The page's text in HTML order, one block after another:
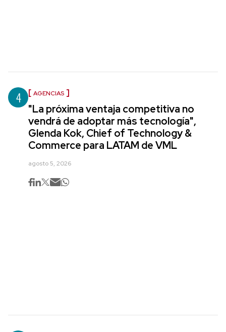
4 AGENCIAS
"La próxima ventaja competitiva no
vendrá de adoptar más tecnología",
Glenda Kok, Chief of Technology &
Commerce para LATAM de VML
agosto 5, 2026